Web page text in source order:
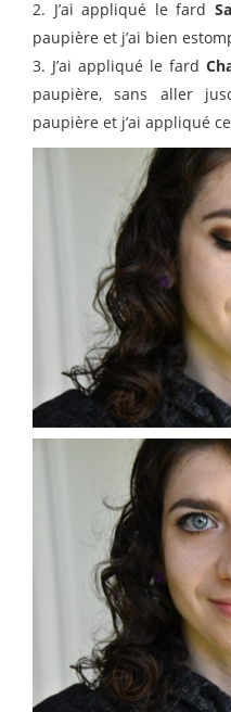
2. J’ai appliqué le fard
paupière et j’ai bien
3. J’ai appliqué le fard
paupière, sans aller
paupière et j’ai appliqué